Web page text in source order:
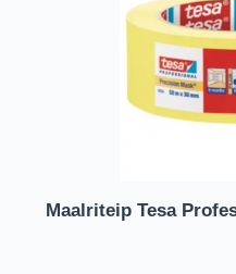
Maalriteip Tesa